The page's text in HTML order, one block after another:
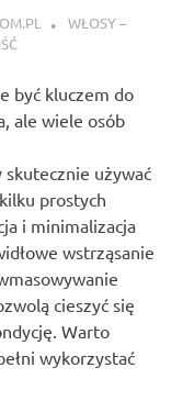
WŁOSY –
być kluczem do
ale wiele osób
używać
prostych
i minimalizacja
wstrząsanie
cieszyć się
Warto
wykorzystać